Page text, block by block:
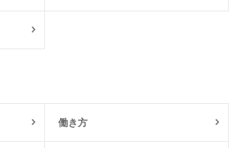
働き方